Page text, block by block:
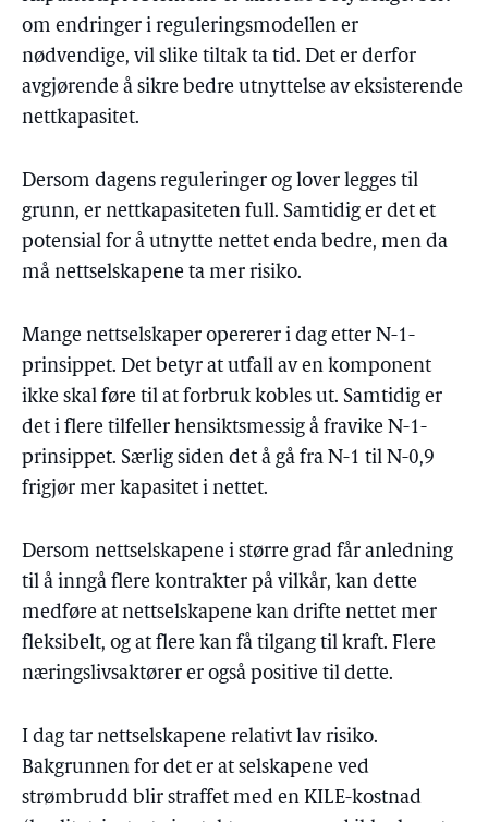
om endringer i reguleringsmodellen er
nødvendige, vil slike tiltak ta tid. Det er derfor
avgjørende å sikre bedre utnyttelse av eksisterende
nettkapasitet.
Dersom dagens reguleringer og lover legges til
grunn, er nettkapasiteten full. Samtidig er det et
potensial for å utnytte nettet enda bedre, men da
må nettselskapene ta mer risiko.
Mange nettselskaper opererer i dag etter N-1-
prinsippet. Det betyr at utfall av en komponent
ikke skal føre til at forbruk kobles ut. Samtidig er
det i flere tilfeller hensiktsmessig å fravike N-1-
prinsippet. Særlig siden det å gå fra N-1 til N-0,9
frigjør mer kapasitet i nettet.
Dersom nettselskapene i større grad får anledning
til å inngå flere kontrakter på vilkår, kan dette
medføre at nettselskapene kan drifte nettet mer
fleksibelt, og at flere kan få tilgang til kraft. Flere
næringslivsaktører er også positive til dette.
I dag tar nettselskapene relativt lav risiko.
Bakgrunnen for det er at selskapene ved
strømbrudd blir straffet med en KILE-kostnad